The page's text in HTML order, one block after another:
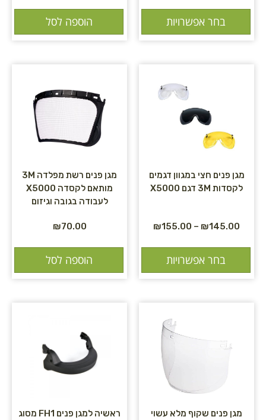
בחר אפשרויות הוספה לסל
מגן פנים חצי במגוון דגמים
לקסדות 3M דגם X5000
₪145.00
–
₪155.00
בחר אפשרויות
מגן פנים רשת מפלדה 3M
מותאם לקסדה X5000
לעבודה בגובה וגיזום
₪70.00
הוספה לסל
מגן פנים שקוף מלא עשוי ראשיה למגן פנים FH1 מסוג